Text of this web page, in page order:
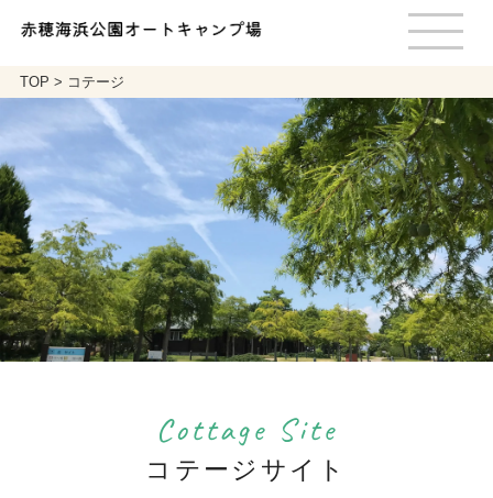
TOP > コテージ
Cottage Site
コテージサイト